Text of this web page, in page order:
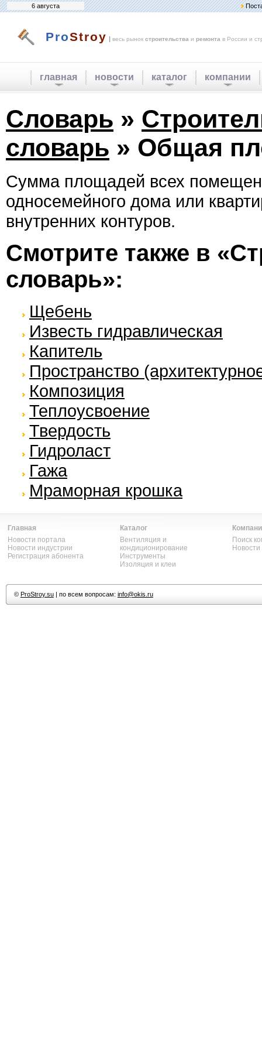
6 августа
ProStroy | весь рынок строительства и ремонта в России и
главная новости каталог компании
Словарь »
словарь » Общая
Сумма площадей всех
односемейного дома или
внутренних контуров.
Смотрите также в
словарь»:
Щебень
Известь гидравлическая
Капитель
Пространство
Композиция
Теплоусвоение
Твердость
Гидроласт
Гажа
Мраморная крошка
Главная
Новости портала
Новости индустрии
Регистрация абонента
Каталог
Вентиляция и
кондиционирование
Инструменты
Изоляция и клеи
Поиск
© ProStroy.su| по всем вопросам: info@okis.ru